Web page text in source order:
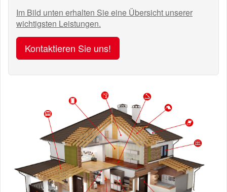
Im Bild unten erhalten Sie eine Übersicht unserer
wichtigsten Leistungen.
Kontaktieren Sie uns!